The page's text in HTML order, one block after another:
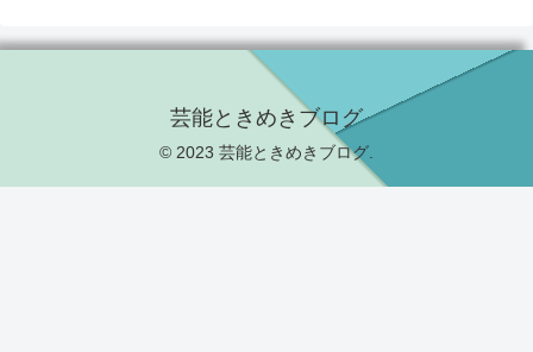
芸能ときめきブログ
© 2023 芸能ときめきブログ.